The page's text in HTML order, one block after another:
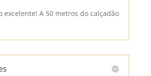
excelente! A 50 metros do calçadão